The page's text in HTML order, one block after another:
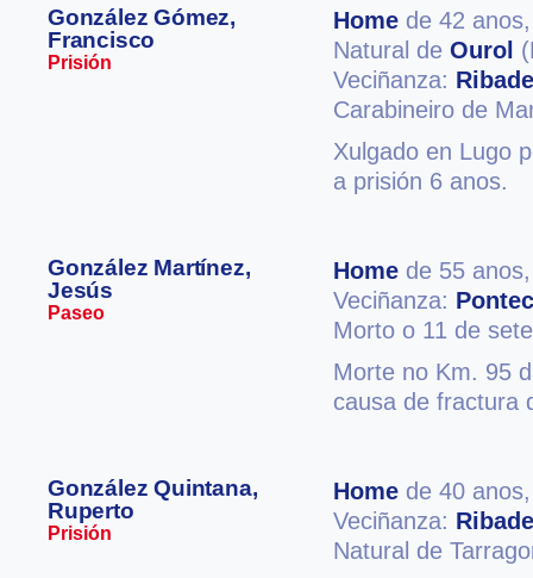
González Gómez,
Francisco
Prisión
Home de 42
Natural de Ourol
Veciñanza:
Carabineiro de
Xulgado en Lugo
a prisión 6 anos.
González Martínez,
Jesús
Paseo
Home de 55
Veciñanza:
Morto o 11 de
Morte no Km. 95
causa de fractura
González Quintana,
Ruperto
Prisión
Home de 40
Veciñanza:
Natural de